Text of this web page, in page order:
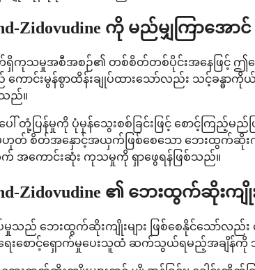
and-Zidovudine ကို မည်မျှကြာ
ရှိကုသမှုအစီအစဉ်၏ တစ်စိတ်တစ်ပိုင်းအနေဖြင့်
ည် ကောင်းမွန်စွာထိန်းချုပ်ထားသော်လည်း သင့်ခ
သည်။
တုံ့ပြန်မှုကို ပုံမှန်သွေးစစ်ခြင်းဖြင့် စောင့်ကြည့်
စိတ်အနှောင့်အယှက်ဖြစ်စေသော ဘေးထွက်ဆိုးကျိုး
အကောင်းဆုံး ကုသမှုကို ရှာဖွေရန်ဖြစ်သည်။
and-Zidovudine ၏ ဘေးထွက်ဆိုးက
ပ်မှုသည် ဘေးထွက်ဆိုးကျိုးများ ဖြစ်စေနိုင်သော်လ
မာရေးစောင့်ရှောက်မှုပေးသူထံ ဆက်သွယ်ရမည့်အချိန်